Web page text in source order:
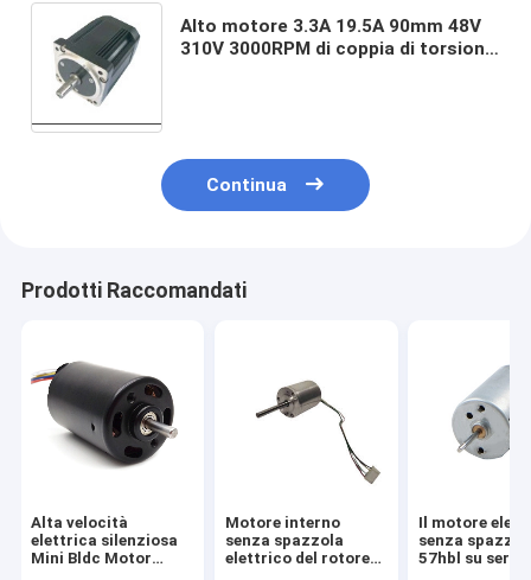
Alto motore 3.3A 19.5A 90mm 48V
310V 3000RPM di coppia di torsione
Continua
Prodotti Raccomandati
Alta velocità
elettrica silenziosa
Mini Bldc Motor
Motore interno
senza spazzola
elettrico del rotore
Il motore
senza
57hbl su serra